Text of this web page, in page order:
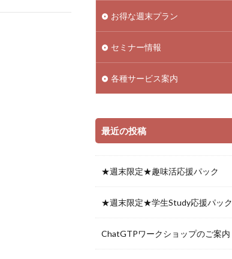
お得な週末プラン
セミナー情報
各種サービス案内
最近の投稿
★週末限定★趣味活応援パック
★週末限定★学生Study応援パック
ChatGTPワークショップのご案内